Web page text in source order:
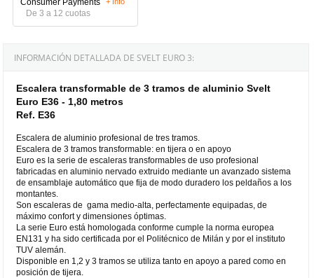
De 3 a 12 cuotas
INFORMACIÓN DETALLADA DE SVELT EURO 3:
Escalera transformable de 3 tramos de aluminio Svelt
Euro E36 - 1,80 metros
Ref. E36
Escalera de aluminio profesional de tres tramos.
Escalera de 3 tramos transformable: en tijera o en apoyo
Euro es la serie de escaleras transformables de uso profesional
fabricadas en aluminio nervado extruido mediante un avanzado sistema
de ensamblaje automático que fija de modo duradero los peldaños a los
montantes.
Son escaleras de gama medio-alta, perfectamente equipadas, de
máximo confort y dimensiones óptimas.
La serie Euro está homologada conforme cumple la norma europea
EN131 y ha sido certificada por el Politécnico de Milán y por el instituto
TUV alemán.
Disponible en 1,2 y 3 tramos se utiliza tanto en apoyo a pared como en
posición de tijera.